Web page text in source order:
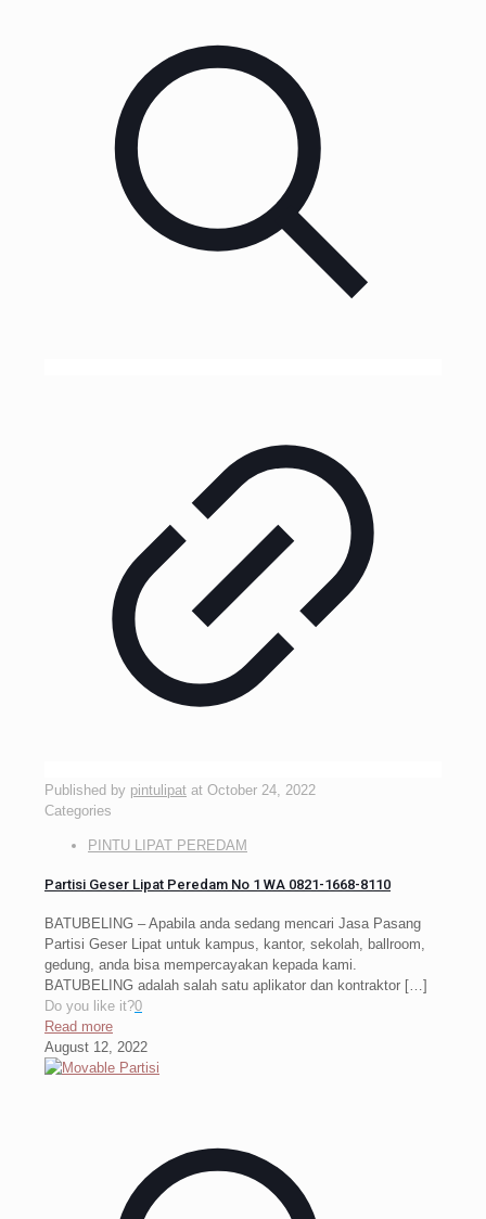
Published by pintulipat at October 24, 2022
Categories
PINTU LIPAT PEREDAM
Partisi Geser Lipat Peredam No 1 WA 0821-1668-8110
BATUBELING – Apabila anda sedang mencari Jasa Pasang
Partisi Geser Lipat untuk kampus, kantor, sekolah, ballroom,
gedung, anda bisa mempercayakan kepada kami.
BATUBELING adalah salah satu aplikator dan kontraktor […]
Do you like it?0
Read more
August 12, 2022